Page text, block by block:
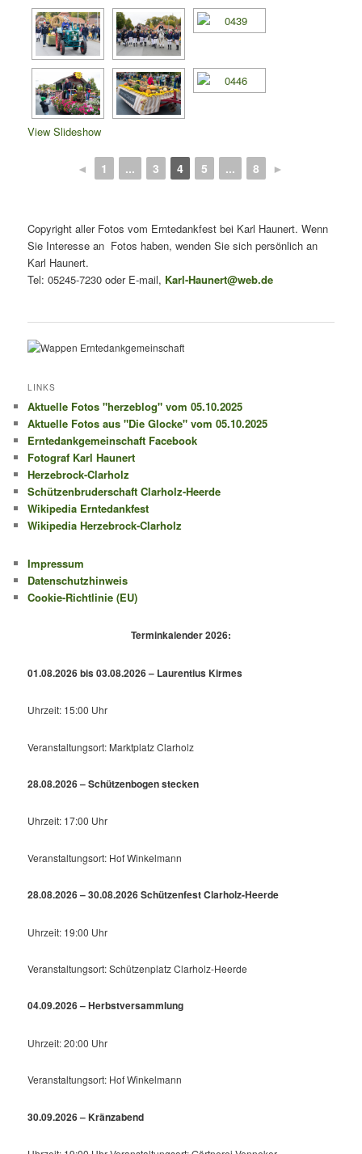
View Slideshow
◄ 1 ... 3 4 5 ... 8 ►
Copyright aller Fotos vom Erntedankfest bei Karl Haunert. Wenn
Sie Interesse an Fotos haben, wenden Sie sich persönlich an
Karl Haunert.
Tel: 05245-7230 oder E-mail, Karl-Haunert@web.de
LINKS
Aktuelle Fotos "herzeblog" vom 05.10.2025
Aktuelle Fotos aus "Die Glocke" vom 05.10.2025
Erntedankgemeinschaft Facebook
Fotograf Karl Haunert
Herzebrock-Clarholz
Schützenbruderschaft Clarholz-Heerde
Wikipedia Erntedankfest
Wikipedia Herzebrock-Clarholz
Impressum
Datenschutzhinweis
Cookie-Richtlinie (EU)
Terminkalender 2026:
01.08.2026 bis 03.08.2026 – Laurentius Kirmes
Uhrzeit: 15:00 Uhr
Veranstaltungsort: Marktplatz Clarholz
28.08.2026 – Schützenbogen stecken
Uhrzeit: 17:00 Uhr
Veranstaltungsort: Hof Winkelmann
28.08.2026 – 30.08.2026 Schützenfest Clarholz-Heerde
Uhrzeit: 19:00 Uhr
Veranstaltungsort: Schützenplatz Clarholz-Heerde
04.09.2026 – Herbstversammlung
Uhrzeit: 20:00 Uhr
Veranstaltungsort: Hof Winkelmann
30.09.2026 – Kränzabend